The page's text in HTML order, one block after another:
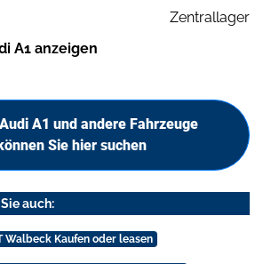
Zentrallager
A1 anzeigen
A1 und andere Fahrzeuge
können Sie hier suchen
auch:
Walbeck Kaufen oder leasen